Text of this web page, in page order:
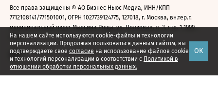
На нашем сайте используются cookie-файлы и технологии
персонализации. Продолжая пользоваться данным сайтом, вы
подтверждаете свое согласие на использование файлов cookie
и технологий персонализации в соответствии с Политикой в
отношении обработки персональных данных.
ОК
Все права защищены © АО Бизнес Ньюс Медиа, ИНН/КПП
7712108141/771501001, ОГРН 1027739124775, 127018, г. Москва, вн.тер.г.
муниципальный округ Марьина Роща, ул. Полковая, д. 3, стр. 1 1999—
2026